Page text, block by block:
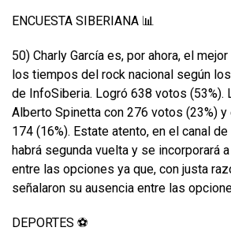
ENCUESTA SIBERIANA 📊
50) Charly García es, por ahora, el
los tiempos del rock nacional según
de InfoSiberia. Logró 638 votos (53%).
Alberto Spinetta con 276 votos (23%)
174 (16%). Estate atento, en el canal
habrá segunda vuelta y se incorporará
entre las opciones ya que, con justa
señalaron su ausencia entre las
DEPORTES ⚽